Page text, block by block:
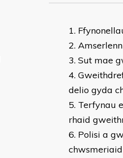
Sut mae
delio gyda
Terfynau
rhaid
Polisi a
chwsmeriaid